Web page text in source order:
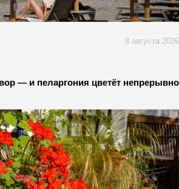
8 августа 2026
непрерывно